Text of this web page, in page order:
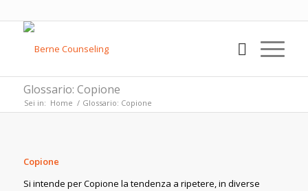
Glossario: Copione
Sei in: Home / Glossario: Copione
Copione
Si intende per Copione la tendenza a ripetere, in diverse